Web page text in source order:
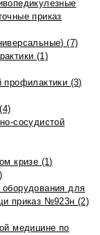
приказ
(7)
(1)
профилактики (3)
сосудистой
кризе (1)
для
приказ №923н (2)
медицине по